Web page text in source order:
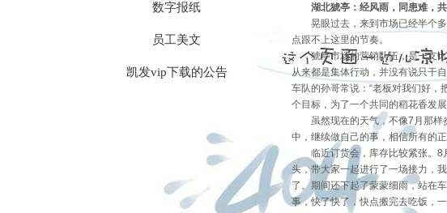
数字报纸
员工美文
凯发vip下载的公告
湖北猇亭：经风雨，同患难，
晃眼过去，来到市场已经半个
点跟不上这里的节奏。
猇亭市场的营销队伍，是一支
从来都是集体行动，并没有说只干
车队的孙哥常说：“老板对我们好，
个目标，为了一个共同的稻花香发
虽然现在的天气，不像7月那
中，继续做自己的事，相信所有的
临近订货会，库存比较紧张。
头，带大家一起进行了一场接力，
了。期间还下起了蒙蒙细雨，站在
事，快了快了，快点搬完去吃饭，